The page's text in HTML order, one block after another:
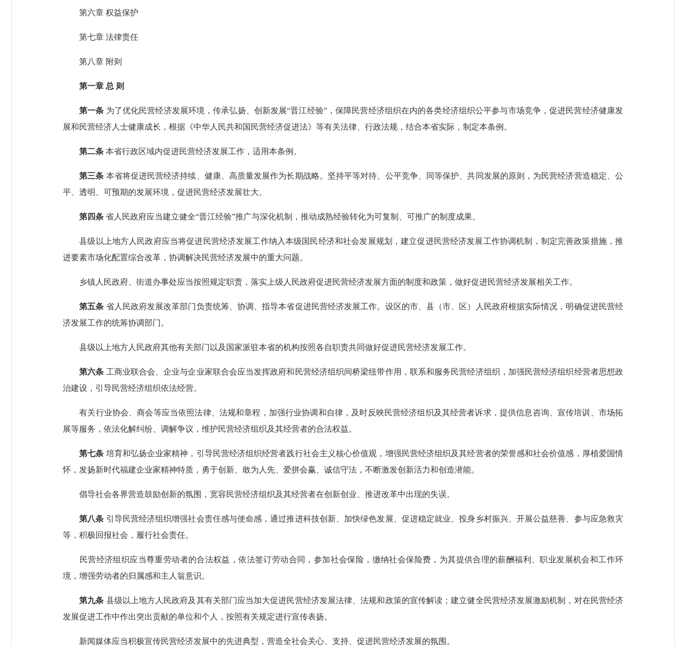
第六章 权益保护
第七章 法律责任
第八章 附则
第一章 总 则
第一条 为了优化民营经济发展环境，传承弘扬、创新发展“晋江经验”，保障民营经济组织在内的各类经济组织公平参与市场竞争，促进民营经济健康发
展和民营经济人士健康成长，根据《中华人民共和国民营经济促进法》等有关法律、行政法规，结合本省实际，制定本条例。
第二条 本省行政区域内促进民营经济发展工作，适用本条例。
第三条 本省将促进民营经济持续、健康、高质量发展作为长期战略。坚持平等对待、公平竞争、同等保护、共同发展的原则，为民营经济营造稳定、公
平、透明、可预期的发展环境，促进民营经济发展壮大。
第四条 省人民政府应当建立健全“晋江经验”推广与深化机制，推动成熟经验转化为可复制、可推广的制度成果。
县级以上地方人民政府应当将促进民营经济发展工作纳入本级国民经济和社会发展规划，建立促进民营经济发展工作协调机制，制定完善政策措施，推
进要素市场化配置综合改革，协调解决民营经济发展中的重大问题。
乡镇人民政府、街道办事处应当按照规定职责，落实上级人民政府促进民营经济发展方面的制度和政策，做好促进民营经济发展相关工作。
第五条 省人民政府发展改革部门负责统筹、协调、指导本省促进民营经济发展工作。设区的市、县（市、区）人民政府根据实际情况，明确促进民营经
济发展工作的统筹协调部门。
县级以上地方人民政府其他有关部门以及国家派驻本省的机构按照各自职责共同做好促进民营经济发展工作。
第六条 工商业联合会、企业与企业家联合会应当发挥政府和民营经济组织间桥梁纽带作用，联系和服务民营经济组织，加强民营经济组织经营者思想政
治建设，引导民营经济组织依法经营。
有关行业协会、商会等应当依照法律、法规和章程，加强行业协调和自律，及时反映民营经济组织及其经营者诉求，提供信息咨询、宣传培训、市场拓
展等服务，依法化解纠纷、调解争议，维护民营经济组织及其经营者的合法权益。
第七条 培育和弘扬企业家精神，引导民营经济组织经营者践行社会主义核心价值观，增强民营经济组织及其经营者的荣誉感和社会价值感，厚植爱国情
怀，发扬新时代福建企业家精神特质，勇于创新、敢为人先、爱拼会赢、诚信守法，不断激发创新活力和创造潜能。
倡导社会各界营造鼓励创新的氛围，宽容民营经济组织及其经营者在创新创业、推进改革中出现的失误。
第八条 引导民营经济组织增强社会责任感与使命感，通过推进科技创新、加快绿色发展、促进稳定就业、投身乡村振兴、开展公益慈善、参与应急救灾
等，积极回报社会，履行社会责任。
民营经济组织应当尊重劳动者的合法权益，依法签订劳动合同，参加社会保险，缴纳社会保险费，为其提供合理的薪酬福利、职业发展机会和工作环
境，增强劳动者的归属感和主人翁意识。
第九条 县级以上地方人民政府及其有关部门应当加大促进民营经济发展法律、法规和政策的宣传解读；建立健全民营经济发展激励机制，对在民营经济
发展促进工作中作出突出贡献的单位和个人，按照有关规定进行宣传表扬。
新闻媒体应当积极宣传民营经济发展中的先进典型，营造全社会关心、支持、促进民营经济发展的氛围。